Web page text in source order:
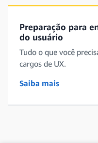
Preparação para
do usuário
Tudo o que você
cargos de UX.
Saiba mais